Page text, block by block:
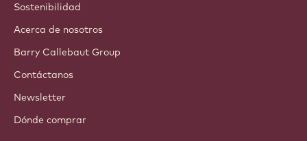
Sostenibilidad
Acerca de nosotros
Barry Callebaut Group
Contáctanos
Newsletter
Dónde comprar